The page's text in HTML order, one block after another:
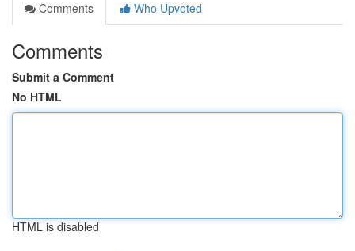
Comments
Who Upvoted
Comments
Submit a Comment
No HTML
HTML is disabled